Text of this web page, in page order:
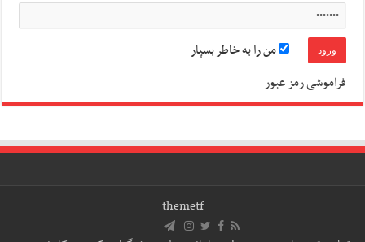
من را به خاطر بسپار
فراموشی رمز عبور
themetf